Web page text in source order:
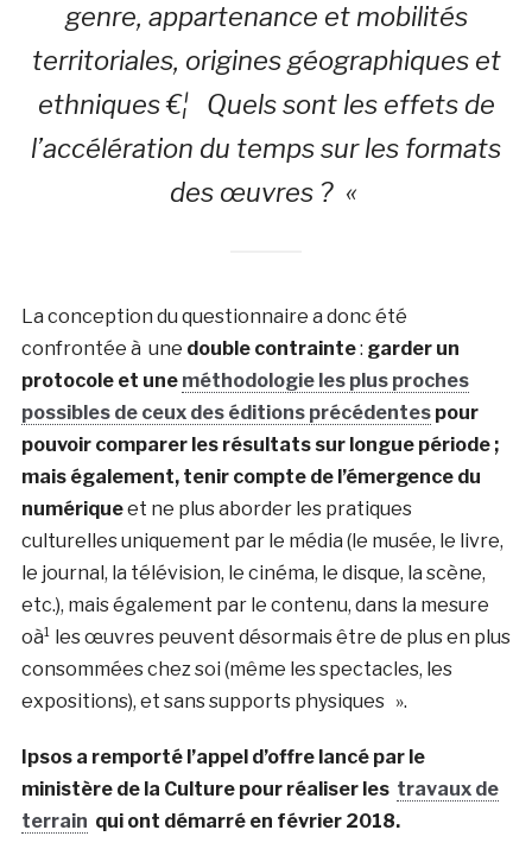
genre, appartenance et mobilités
territoriales, origines géographiques et
ethniques €¦ Quels sont les effets de
l’accélération du temps sur les formats
des œuvres ? «
La conception du questionnaire a donc été
confrontée à une double contrainte: garder un
protocole et une méthodologie les plus proches
possibles de ceux des éditions précédentespour
pouvoir comparer les résultats sur longue période ;
mais également, tenir compte de l’émergence du
numériqueet ne plus aborder les pratiques
culturelles uniquement par le média (le musée, le livre,
le journal, la télévision, le cinéma, le disque, la scène,
etc.), mais également par le contenu, dans la mesure
oà¹ les œuvres peuvent désormais être de plus en plus
consommées chez soi (même les spectacles, les
expositions), et sans supports physiques ».
Ipsos a remporté l’appel d’offre lancé par le
ministère de la Culture pour réaliser les travaux de
terrain qui ont démarré en février 2018.